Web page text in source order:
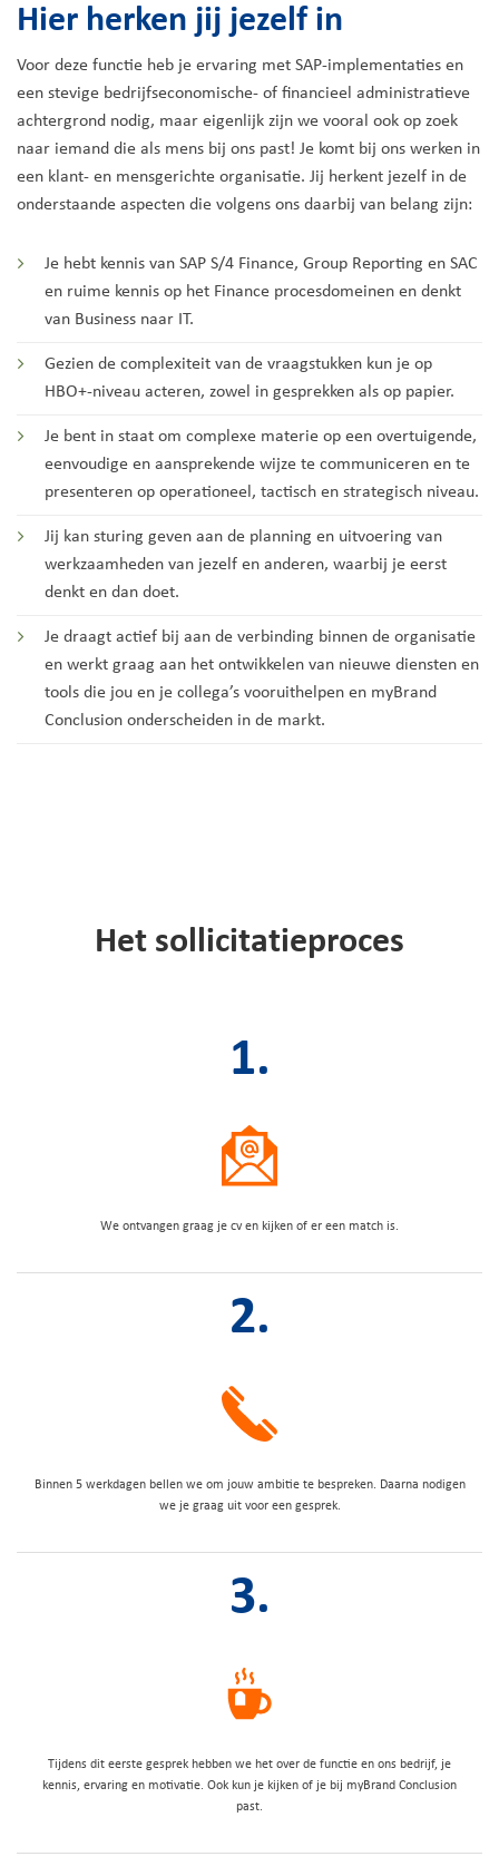
Hier herken jij jezelf in
Voor deze functie heb je ervaring met SAP-implementaties en
een stevige bedrijfseconomische- of financieel administratieve
achtergrond nodig, maar eigenlijk zijn we vooral ook op zoek
naar iemand die als mens bij ons past! Je komt bij ons werken in
een klant- en mensgerichte organisatie. Jij herkent jezelf in de
onderstaande aspecten die volgens ons daarbij van belang zijn:
Je hebt kennis van SAP S/4 Finance, Group Reporting en SAC
en ruime kennis op het Finance procesdomeinen en denkt
van Business naar IT.
Gezien de complexiteit van de vraagstukken kun je op
HBO+-niveau acteren, zowel in gesprekken als op papier.
Je bent in staat om complexe materie op een overtuigende,
eenvoudige en aansprekende wijze te communiceren en te
presenteren op operationeel, tactisch en strategisch niveau.
Jij kan sturing geven aan de planning en uitvoering van
werkzaamheden van jezelf en anderen, waarbij je eerst
denkt en dan doet.
Je draagt actief bij aan de verbinding binnen de organisatie
en werkt graag aan het ontwikkelen van nieuwe diensten en
tools die jou en je collega’s vooruithelpen en myBrand
Conclusion onderscheiden in de markt.
Het sollicitatieproces
1.
We ontvangen graag je cv en kijken of er een match is.
2.
Binnen 5 werkdagen bellen we om jouw ambitie te bespreken. Daarna nodigen
we je graag uit voor een gesprek.
3.
Tijdens dit eerste gesprek hebben we het over de functie en ons bedrijf, je
kennis, ervaring en motivatie. Ook kun je kijken of je bij myBrand Conclusion
past.